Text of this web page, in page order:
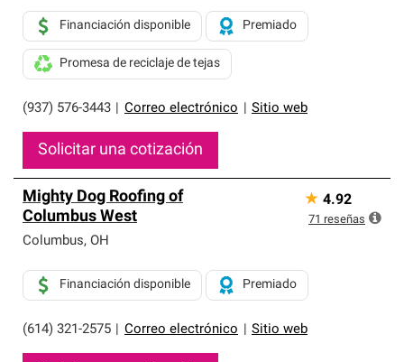
Solo ellos pueden ofrecer nuestra mejor garantía de
sistemas de techos.
(937) 576-3443 Correo electrónico Sitio web
Financiación disponible Premiado
Promesa de reciclaje de tejas
Solicitar una cotización
Mighty Dog Roofing of
Columbus West
Columbus, OH
(614) 321-2575 Correo electrónico Sitio web
Financiación disponible Premiado
★ 4.92
71 reseñas